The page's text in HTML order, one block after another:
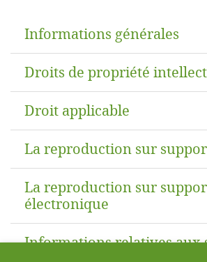
Informations générales
Droits de propriété
Droit applicable
La reproduction sur
La reproduction sur
électronique
Informations relatives aux